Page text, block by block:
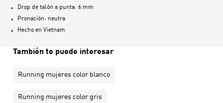
Drop de talón a punta: 6 mm
Pronación: neutra
Hecho en Vietnam
También te puede interesar
Running mujeres color blanco
Running mujeres color gris